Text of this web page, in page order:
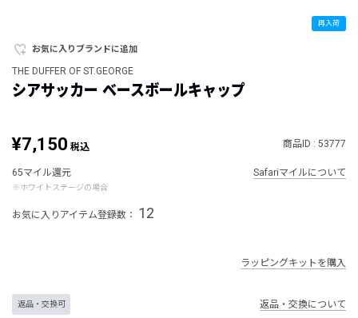
再入荷
お気に入りブランドに追加
THE DUFFER OF ST.GEORGE
シアサッカー ベースボールキャップ
¥7,150 税込 商品ID : 53777
65マイル還元
※ホワイトステージの場合
Safariマイルについて
お気に入りアイテム登録数： 12
ラッピングキットを購入
返品・交換可 返品・交換について